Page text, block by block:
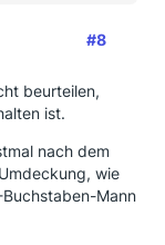
#8
beurteilen,
ist.
nach dem
wie
Mann